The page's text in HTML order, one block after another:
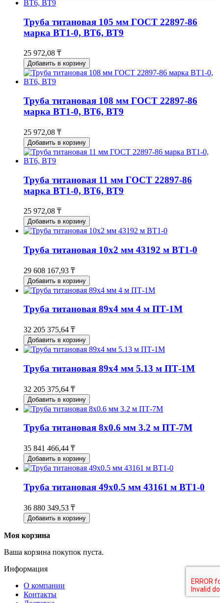
Труба титановая 105 мм ГОСТ 22897-86
марка ВТ1-0, ВТ6, ВТ9
25 972,08 ₸
Добавить в корзину
Труба титановая 108 мм ГОСТ 22897-86
марка ВТ1-0, ВТ6, ВТ9
25 972,08 ₸
Добавить в корзину
Труба титановая 11 мм ГОСТ 22897-86
марка ВТ1-0, ВТ6, ВТ9
25 972,08 ₸
Добавить в корзину
Труба титановая 10х2 мм 43192 м ВТ1-0
29 608 167,93 ₸
Добавить в корзину
Труба титановая 89х4 мм 4 м ПТ-1М
32 205 375,64 ₸
Добавить в корзину
Труба титановая 89х4 мм 5.13 м ПТ-1М
32 205 375,64 ₸
Добавить в корзину
Труба титановая 8х0.6 мм 3.2 м ПТ-7М
35 841 466,44 ₸
Добавить в корзину
Труба титановая 49х0.5 мм 43161 м ВТ1-0
36 880 349,53 ₸
Добавить в корзину
Моя корзина
Ваша корзина покупок пуста.
Информация
О компании
Контакты